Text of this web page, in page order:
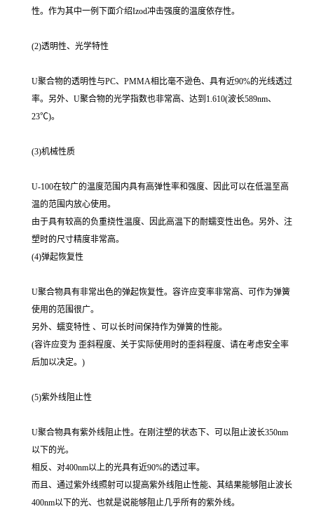
性。作为其中一例下面介绍Izod冲击强度的温度依存性。
(2)透明性、光学特性
U聚合物的透明性与PC、PMMA相比毫不逊色、具有近90%的光线透过
率。另外、U聚合物的光学指数也非常高、达到1.610(波长589nm、
23℃)。
(3)机械性质
U-100在较广的温度范围内具有高弹性率和强度、因此可以在低温至高
温的范围内放心使用。
由于具有较高的负重挠性温度、因此高温下的耐蠕变性出色。另外、注
塑时的尺寸精度非常高。
(4)弹起恢复性
U聚合物具有非常出色的弹起恢复性。容许应变率非常高、可作为弹簧
使用的范围很广。
另外、蠕变特性 、可以长时间保持作为弹簧的性能。
(容许应变为 歪斜程度、关于实际使用时的歪斜程度、请在考虑安全率
后加以决定。)
(5)紫外线阻止性
U聚合物具有紫外线阻止性。在刚注塑的状态下、可以阻止波长350nm
以下的光。
相反、对400nm以上的光具有近90%的透过率。
而且、通过紫外线照射可以提高紫外线阻止性能、其结果能够阻止波长
400nm以下的光、也就是说能够阻止几乎所有的紫外线。